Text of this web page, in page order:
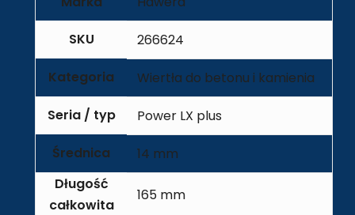
SKU 266624
Kategoria Wiertła do betonu i kamienia
Seria / typ Power LX plus
Średnica
14 mm
Długość
całkowita
165 mm